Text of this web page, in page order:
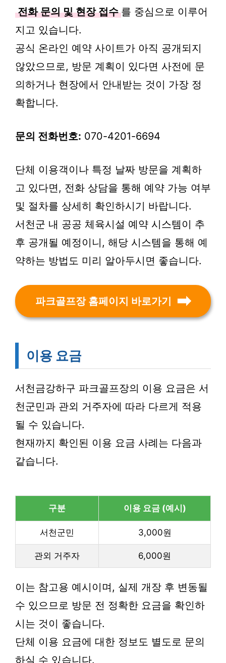
전화 문의 및 현장 접수 를 중심으로 이루어
지고 있습니다.
공식 온라인 예약 사이트가 아직 공개되지
않았으므로, 방문 계획이 있다면 사전에 문
의하거나 현장에서 안내받는 것이 가장 정
확합니다.
문의 전화번호: 070-4201-6694
단체 이용객이나 특정 날짜 방문을 계획하
고 있다면, 전화 상담을 통해 예약 가능 여부
및 절차를 상세히 확인하시기 바랍니다.
서천군 내 공공 체육시설 예약 시스템이 추
후 공개될 예정이니, 해당 시스템을 통해 예
약하는 방법도 미리 알아두시면 좋습니다.
파크골프장 홈페이지 바로가기
이용 요금
서천금강하구 파크골프장의 이용 요금은 서
천군민과 관외 거주자에 따라 다르게 적용
될 수 있습니다.
현재까지 확인된 이용 요금 사례는 다음과
같습니다.
구분 이용 요금 (예시)
서천군민 3,000원
관외 거주자 6,000원
이는 참고용 예시이며, 실제 개장 후 변동될
수 있으므로 방문 전 정확한 요금을 확인하
시는 것이 좋습니다.
단체 이용 요금에 대한 정보도 별도로 문의
하실 수 있습니다.